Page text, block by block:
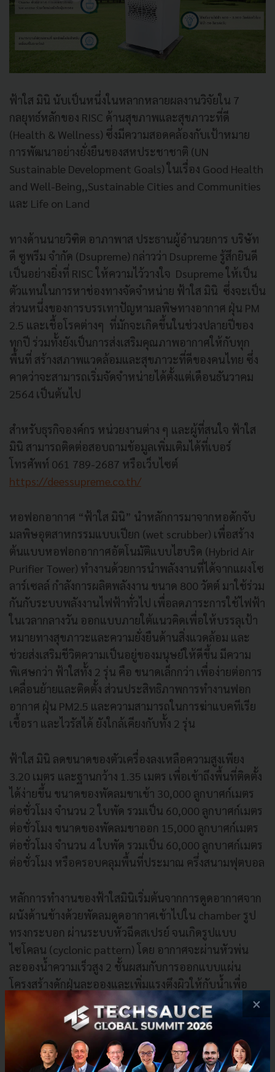
ฟ้าใส มินิ นับเป็นหนึ่งในหลากหลายผลงานวิจัยใน 7
กลยุทธ์หลักของ RISC ด้านสุขภาพและสุขภาวะที่ดี
(Health & Wellness) ซึ่งมีความสอดคล้องกับเป้าหมาย
การพัฒนาอย่างยั่งยืนของสหประชาชาติ (UN
Sustainable Development Goals) ในเรื่อง Good Health
and Well-Being,,Sustainable Cities and Communities
และ Life on Land
ทางด้านนายวิฑิต อาภาพาส ประธานผู้อำนวยการ บริษัท
ดี ซูพรีม จำกัด (Dsupreme) กล่าวว่า Dsupreme รู้สึกยินดี
เป็นอย่างยิ่งที่ RISC ให้ความไว้วางใจ Dsupreme ให้เป็น
ตัวแทนในการหาช่องทางจัดจำหน่าย ฟ้าใส มินิ ซึ่งจะเป็น
ส่วนหนึ่งของการบรรเทาปัญหามลพิษทางอากาศ ฝุ่น PM
2.5 และเชื้อโรคต่างๆ ที่มักจะเกิดขึ้นในช่วงปลายปีของ
ทุกปี ร่วมทั้งยังเป็นการส่งเสริมคุณภาพอากาศให้กับทุก
พื้นที่ สร้างสภาพแวดล้อมและสุขภาวะที่ดีของคนไทย ซึ่ง
คาดว่าจะสามารถเริ่มจัดจำหน่ายได้ตั้งแต่เดือนธันวาคม
2564 เป็นต้นไป
สำหรับธุรกิจองค์กร หน่วยงานต่าง ๆ และผู้ที่สนใจ ฟ้าใส
มินิ สามารถติดต่อสอบถามข้อมูลเพิ่มเติมได้ที่เบอร์
โทรศัพท์ 061 789-2687 หรือเว็บไซต์
https://deessupreme.co.th/
หอฟอกอากาศ “ฟ้าใส มินิ” นำหลักการมาจากหอดักจับ
มลพิษอุตสาหกรรมแบบเปียก (wet scrubber) เพื่อสร้าง
ต้นแบบหอฟอกอากาศอัตโนมัติแบบไฮบริด (Hybrid Air
Purifier Tower) ทำงานด้วยการนำพลังงานที่ได้จากแผงโซ
ลาร์เซลล์ กำลังการผลิตพลังงาน ขนาด 800 วัตต์ มาใช้ร่วม
กันกับระบบพลังงานไฟฟ้าทั่วไป เพื่อลดภาระการใช้ไฟฟ้า
ในเวลากลางวัน ออกแบบภายใต้แนวคิดเพื่อให้บรรลุเป้า
หมายทางสุขภาวะและความยั่งยืนด้านสิ่งแวดล้อม และ
ช่วยส่งเสริมชีวิตความเป็นอยู่ของมนุษย์ให้ดีขึ้น มีความ
พิเศษกว่า ฟ้าใสทั้ง 2 รุ่น คือ ขนาดเล็กกว่า เพื่อง่ายต่อการ
เคลื่อนย้ายและติดตั้ง ส่วนประสิทธิภาพการทำงานฟอก
อากาศ ฝุ่น PM2.5 และความสามารถในการฆ่าแบคทีเรีย
เชื้อรา และไวรัสได้ ยังใกล้เคียงกับทั้ง 2 รุ่น
ฟ้าใส มินิ ลดขนาดของตัวเครื่องลงเหลือความสูงเพียง
3.20 เมตร และฐานกว้าง 1.35 เมตร เพื่อเข้าถึงพื้นที่ติดตั้ง
ได้ง่ายขึ้น ขนาดของพัดลมขาเข้า 30,000 ลูกบาศก์เมตร
ต่อชั่วโมง จำนวน 2 ใบพัด รวมเป็น 60,000 ลูกบาศก์เมตร
ต่อชั่วโมง ขนาดของพัดลมขาออก 15,000 ลูกบาศก์เมตร
ต่อชั่วโมง จำนวน 4 ใบพัด รวมเป็น 60,000 ลูกบาศก์เมตร
ต่อชั่วโมง หรือครอบคลุมพื้นที่ประมาณ ครึ่งสนามฟุตบอล
หลักการทำงานของฟ้าใสมินิเริ่มต้นจากการดูดอากาศจาก
ผนังด้านข้างด้วยพัดลมดูดอากาศเข้าไปใน chamber รูป
ทรงกระบอก ผ่านระบบหัวฉีดสเปรย์ จนเกิดรูปแบบ
ไซโคลน (cyclonic pattern) โดย อากาศจะผ่านหัวพ่น
ละอองน้ำความเร็วสูง 2 ชั้นผสมกับการออกแบบแผ่น
โครงสร้างดักฝุ่นละอองและเพิ่มแรงตึงผิวให้กับน้ำเพื่อ
ประสิทธิภาพที่ดียิ่งขึ้น สามารถดักจับฝุ่นที่มีอนุภาคเล็กได้
ถึง 0.3 ไมครอน ที่มีขนาดเล็กกว่าฝุ่น PM 2.5 และ PM 10
อากาศที่ออกมาจะผ่านการฆ่าเชื้อโรคด้วยระบบ UVGI
เพื่อให้เกิดอากาศสะอาด และปล่อยลมออกมาในตำแหน่ง
×